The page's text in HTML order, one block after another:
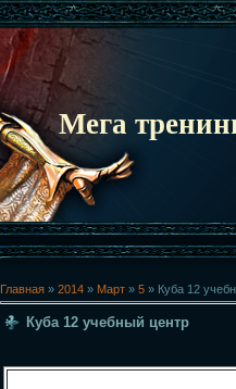
Мега
Главная » 2014 » Март » 5 » Куба 12
Куба 12 учебный центр